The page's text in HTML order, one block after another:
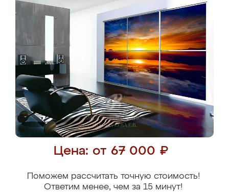
Цена: от 67 000 ₽
Поможем рассчитать точную стоимость!
Ответим менее, чем за 15 минут!